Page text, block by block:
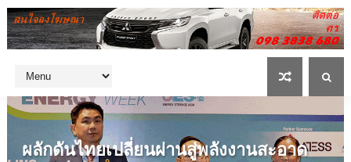
ผลักดันไทยเปลี่ยนผ่านสู่พลังงานสะอาด